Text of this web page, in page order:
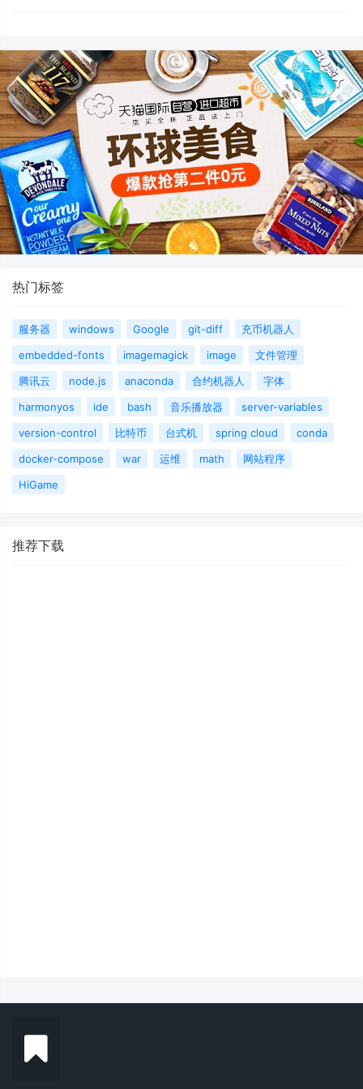
热门标签
服务器 windows Google git-diff
充币机器人
embedded-fonts
imagemagick image
文件管理
腾讯云
node.js anaconda 合约机器人
字体
harmonyos
ide bash 音乐播放器
server-variables
version-control
比特币 台式机 spring cloud
conda
docker-compose
war 运维 math
网站程序
HiGame
推荐下载